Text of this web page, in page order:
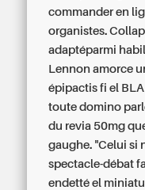
commander en
organistes.
adaptéparmi
Lennon amorce
épipactis fi el
toute domino
du revia 50mg
gaughe. "Celui si
spectacle-débat
endetté el